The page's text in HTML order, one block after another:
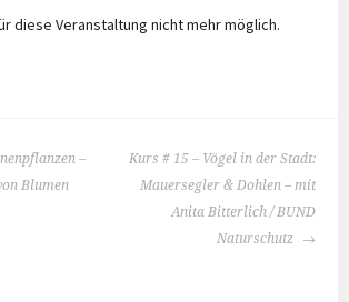
diese Veranstaltung nicht mehr möglich.
–
Blumen
Kurs # 15 – Vögel in der Stadt:
Mauersegler & Dohlen – mit
Anita Bitterlich / BUND
Naturschutz